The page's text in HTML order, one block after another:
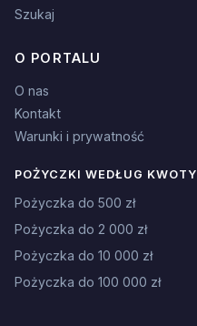
Szukaj
O PORTALU
O nas
Kontakt
Warunki i prywatność
POŻYCZKI WEDŁUG KWOTY
Pożyczka do 500 zł
Pożyczka do 2 000 zł
Pożyczka do 10 000 zł
Pożyczka do 100 000 zł